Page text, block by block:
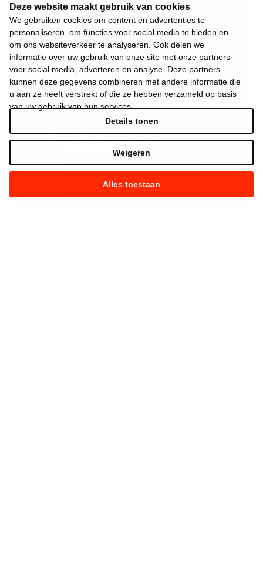
Deze website maakt gebruik van cookies
We gebruiken cookies om content en advertenties te
personaliseren, om functies voor social media te bieden en
om ons websiteverkeer te analyseren. Ook delen we
informatie over uw gebruik van onze site met onze partners
voor social media, adverteren en analyse. Deze partners
kunnen deze gegevens combineren met andere informatie die
u aan ze heeft verstrekt of die ze hebben verzameld op basis
van uw gebruik van hun services.
Alles toestaan
Weigeren
Details tonen
Ik aanvaard de